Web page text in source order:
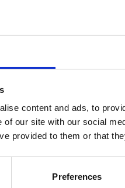
content and ads, to
of our site with our social
provided to them or that
Preferences
Val op met